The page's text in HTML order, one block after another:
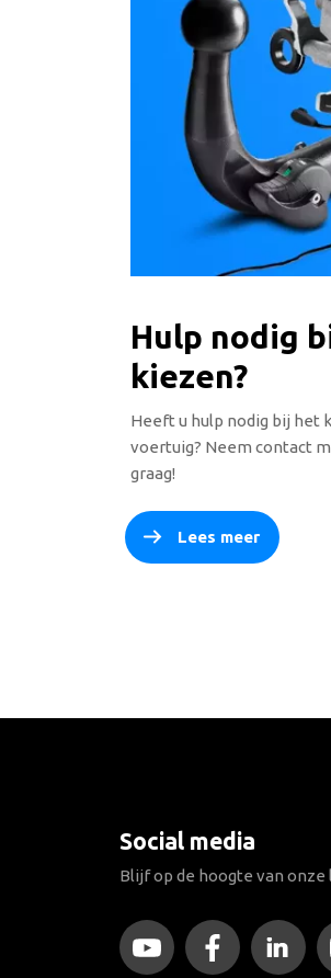
Hulp nodig
kiezen?
Heeft u hulp nodig bij het
voertuig? Neem contact
graag!
Lees meer
Social media
Blijf op de hoogte van